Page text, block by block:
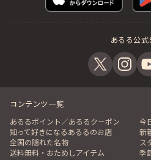
あるる公式
コンテンツ一覧
あるるポイント／あるるクーポン
今
知って好きになるあるるのお店
新
全国の隠れた名物
ス
送料無料・おためしアイテム
季